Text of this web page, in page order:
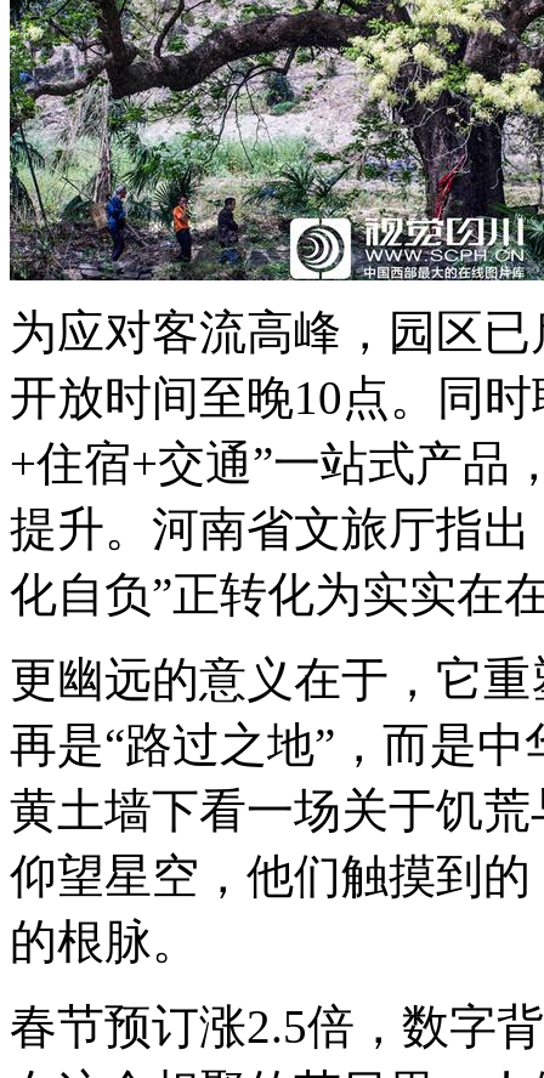
为应对客流高峰，园区
开放时间至晚10点。同
+住宿+交通”一站式产品
提升。河南省文旅厅指
化自负”正转化为实实在
更幽远的意义在于，它
再是“路过之地”，而是
黄土墙下看一场关于饥
仰望星空，他们触摸到
的根脉。
春节预订涨2.5倍，数字